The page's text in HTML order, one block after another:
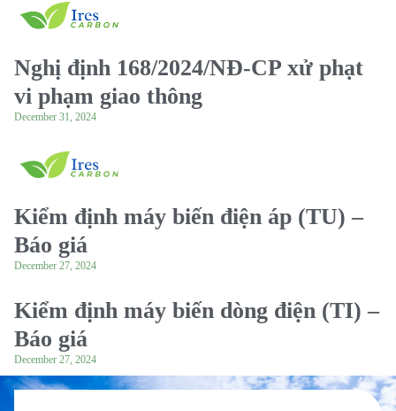
Nghị định 168/2024/NĐ-CP xử phạt
vi phạm giao thông
December 31, 2024
Kiểm định máy biến điện áp (TU) –
Báo giá
December 27, 2024
Kiểm định máy biến dòng điện (TI) –
Báo giá
December 27, 2024